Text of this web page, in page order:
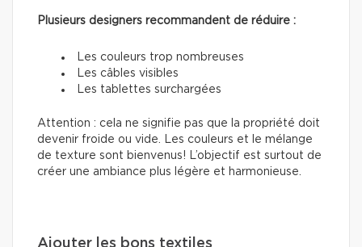
Plusieurs designers recommandent de réduire :
Les couleurs trop nombreuses
Les câbles visibles
Les tablettes surchargées
Attention : cela ne signifie pas que la propriété doit
devenir froide ou vide. Les couleurs et le mélange
de texture sont bienvenus! L’objectif est surtout de
créer une ambiance plus légère et harmonieuse.